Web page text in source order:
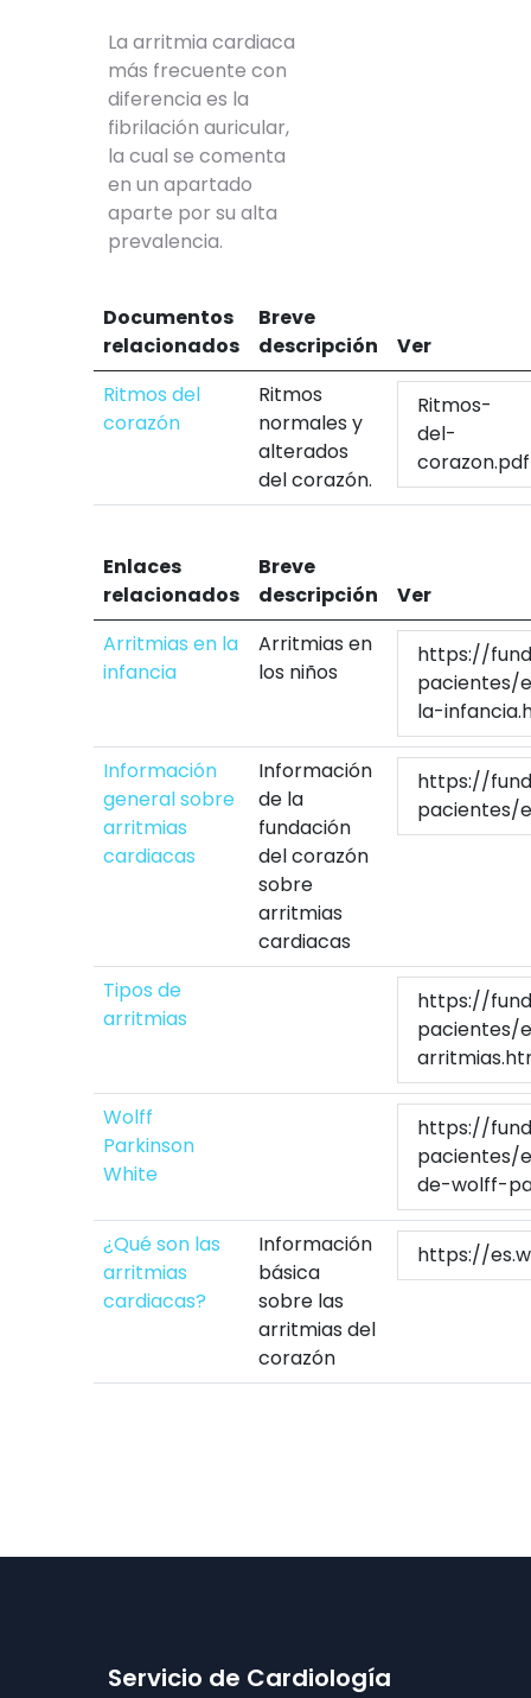
La arritmia cardiaca
más frecuente con
diferencia es la
fibrilación auricular,
la cual se comenta
en un apartado
aparte por su alta
prevalencia.
Documentos
relacionados
Breve
descripción
Ver
Ritmos del
corazón
Ritmos
normales y
alterados
del corazón.
Ritmos-
del-
corazon.pdf
Enlaces
relacionados
Breve
descripción
Ver
Arritmias en la
infancia
Arritmias en
los niños
https://
pacientes/
la-
Información
general sobre
arritmias
cardiacas
Información
de la
fundación
del corazón
sobre
arritmias
cardiacas
https://
pacientes/
Tipos de
arritmias
https://
pacientes/
Wolff
Parkinson
White
https://
pacientes/
de-wolff-
¿Qué son las
arritmias
cardiacas?
Información
básica
sobre las
arritmias del
corazón
https://
Servicio de Cardiología